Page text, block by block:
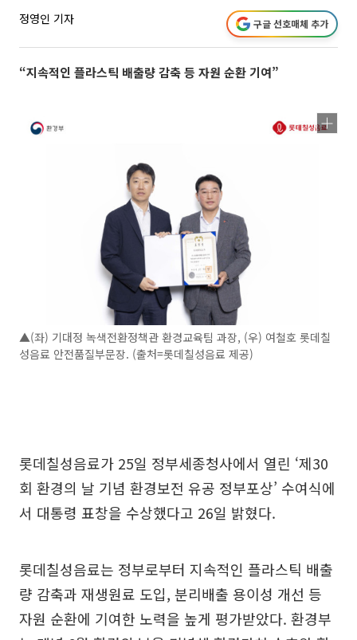
정영인 기자 구글 선호매체 추가
“지속적인 플라스틱 배출량 감축 등 자원 순환 기여”
▲(좌) 기대정 녹색전환정책관 환경교육팀 과장, (우) 여철호 롯데칠
성음료 안전품질부문장. (출처=롯데칠성음료 제공)
롯데칠성음료가 25일 정부세종청사에서 열린 ‘제30
회 환경의 날 기념 환경보전 유공 정부포상’ 수여식에
서 대통령 표창을 수상했다고 26일 밝혔다.
롯데칠성음료는 정부로부터 지속적인 플라스틱 배출
량 감축과 재생원료 도입, 분리배출 용이성 개선 등
자원 순환에 기여한 노력을 높게 평가받았다. 환경부